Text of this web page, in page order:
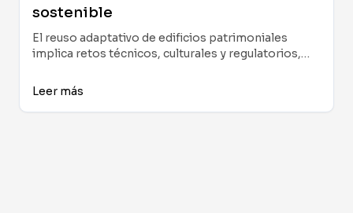
sostenible
El reuso adaptativo de edificios patrimoniales
implica retos técnicos, culturales y regulatorios,
sostenibilidad para el sector inmobiliario y el
Leer más